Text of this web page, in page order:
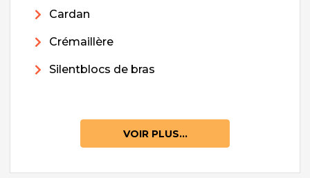
Cardan
Crémaillère
Silentblocs de bras
VOIR PLUS...